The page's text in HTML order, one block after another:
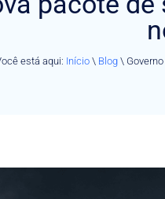
está aqui: Início\ Blog\